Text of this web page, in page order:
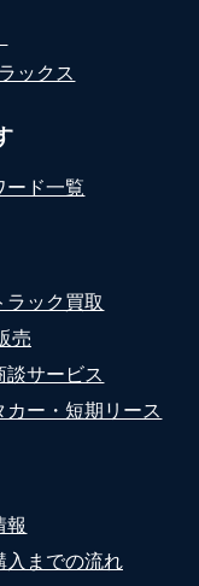
ックス
ード一覧
ラック買取
売
談サービス
カー・短期リース
報
入までの流れ